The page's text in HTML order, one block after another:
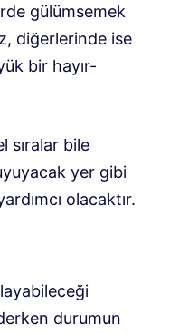
gülümsemek
diğerlerinde ise
bir hayır-
sıralar bile
yer gibi
olacaktır.
durumun